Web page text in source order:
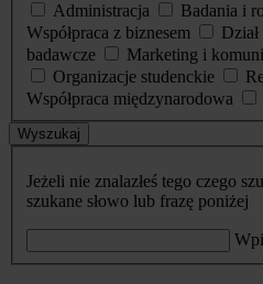
Administracja
Badania i
Współpraca z biznesem
badawcze
Marketing i
Organizacje studenckie
Współpraca międzynarodowa
Wyszukaj
Jeżeli nie znalazłeś tego czego
szukane słowo lub frazę poniżej